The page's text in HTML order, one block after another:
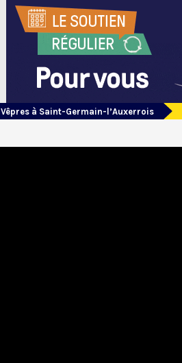
Vêpres à Saint-Germain-l’Auxerrois